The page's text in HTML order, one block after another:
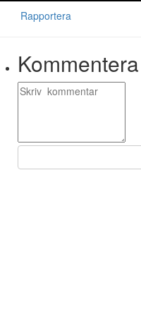
Rapportera
Kommentera